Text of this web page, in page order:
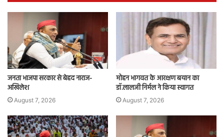
जनता भाजपा सरकार से बेहद नाराज-
अखिलेश
August 7, 2026
मोहन भागवत के आरक्षण बयान का
डॉ.लालजी निर्मल ने किया स्वागत
August 7, 2026